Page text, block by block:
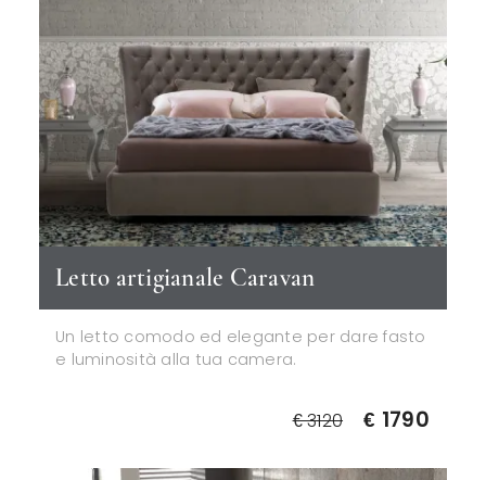
Letto artigianale Caravan
Un letto comodo ed elegante per dare fasto
e luminosità alla tua camera.
€ 3120 € 1790